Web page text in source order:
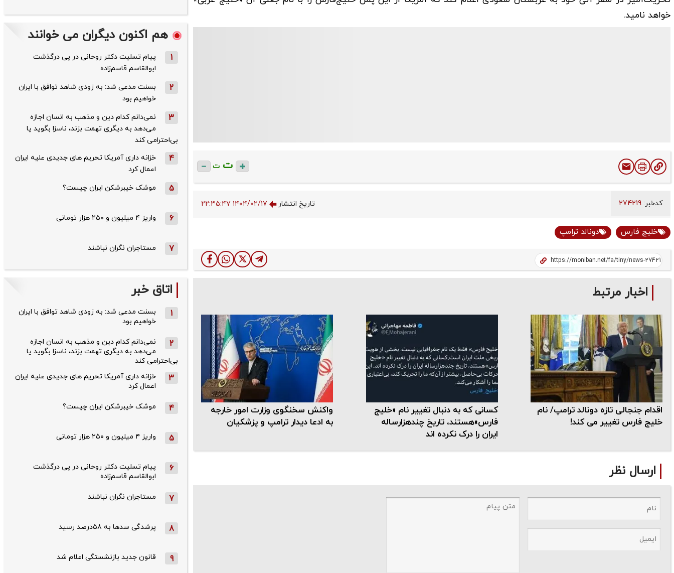
خواهد نامید.
ت ت
کدخبر: تاریخ انتشار ۱۴۰۴/۰۲/۱۷ ۲۲:۳۵:۴۷
خلیج فارس دونالد ترامپ
اخبار مرتبط
اقدام جنجالی تازه دونالد ترامپ/ نام
خلیج فارس تغییر می کند!
کسانی که به دنبال تغییر نام «خلیج
فارس»هستند، تاریخ چندهزارساله
ایران را درک نکرده اند
واکنش سخنگوی وزارت امور خارجه
به ادعا دیدار ترامپ و پزشکیان
ارسال نظر
هم اکنون دیگران می خوانند
1
پیام تسلیت دکتر روحانی در پی درگذشت
ابوالقاسم قاسم‌زاده
2
بسنت مدعی شد: به زودی شاهد توافق با ایران
خواهیم بود
3
نمی‌دانم کدام دین و مذهب به انسان اجازه
می‌دهد به دیگری تهمت بزند، ناسزا بگوید یا
بی‌احترامی کند
4
خزانه داری آمریکا تحریم های جدیدی علیه ایران
اعمال کرد
5 موشک خیبرشکن ایران چیست؟
6 واریز ۴ میلیون و ۲۵۰ هزار تومانی
7 مستاجران نگران نباشند
اتاق خبر
1
بسنت مدعی شد: به زودی شاهد توافق با ایران
خواهیم بود
2
نمی‌دانم کدام دین و مذهب به انسان اجازه
می‌دهد به دیگری تهمت بزند، ناسزا بگوید یا
بی‌احترامی کند
3
خزانه داری آمریکا تحریم های جدیدی علیه ایران
اعمال کرد
4 موشک خیبرشکن ایران چیست؟
5 واریز ۴ میلیون و ۲۵۰ هزار تومانی
6
پیام تسلیت دکتر روحانی در پی درگذشت
ابوالقاسم قاسم‌زاده
7 مستاجران نگران نباشند
8 پرشدگی سدها به ۵۸درصد رسید
9 قانون جدید بازنشستگی اعلام شد